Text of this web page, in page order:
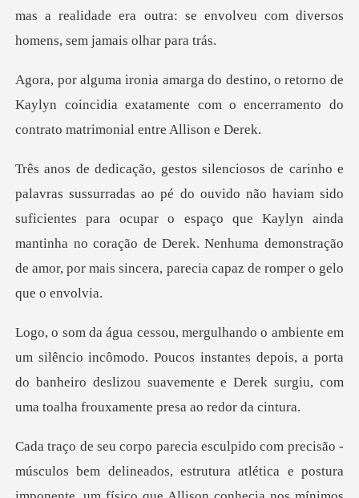
mas a realidade era outra: se envolveu c
rno de
Kaylyn coincidia exatamente com o encerrame
ão haviam sido
suficientes para ocupar o espaço que Kaylyn ainda
mantinha no coração de Derek.
modo. Poucos instantes depois, a porta
do banheiro deslizou suavemente
úsculos bem delineados, estrutura atlética e postura